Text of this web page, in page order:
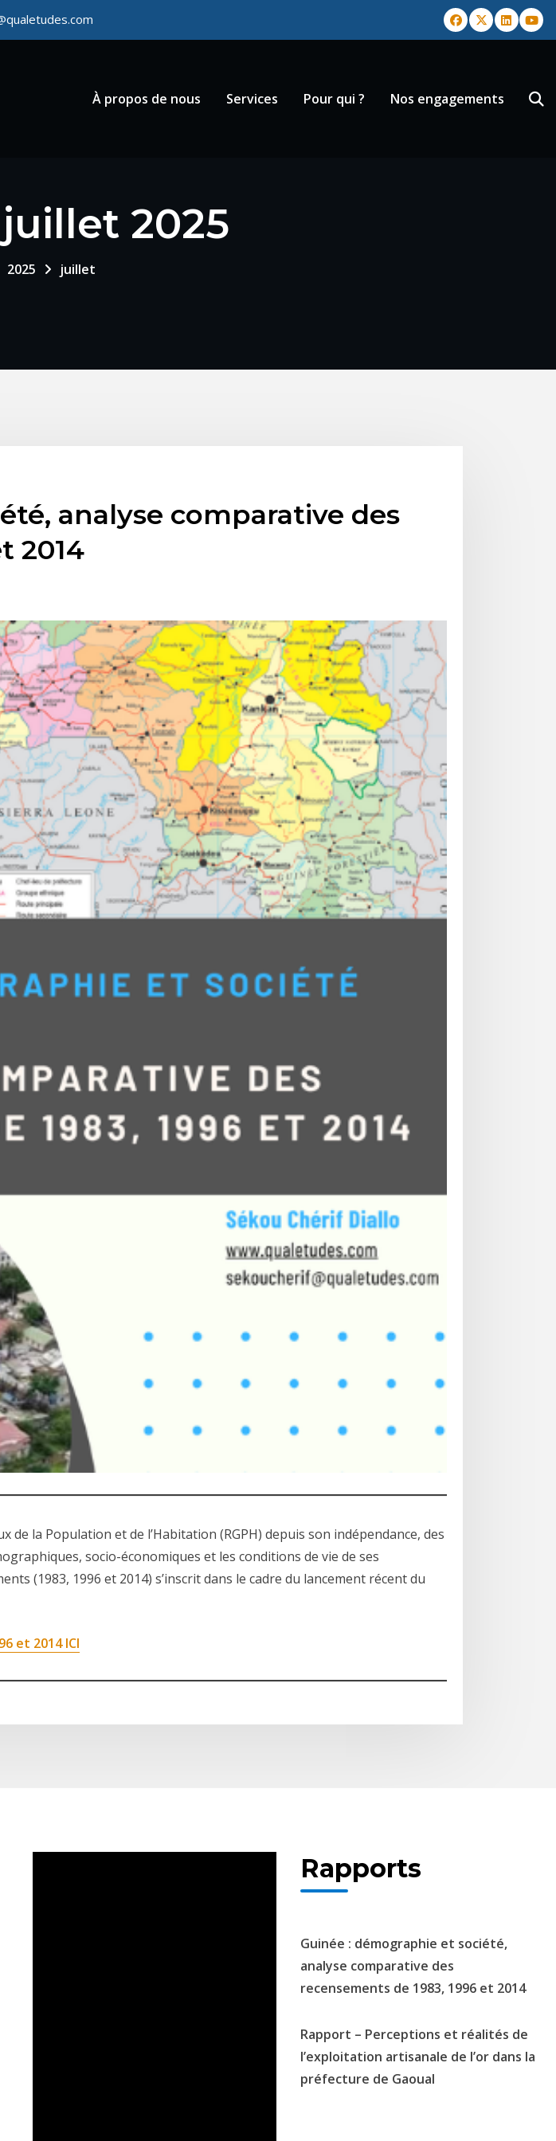
À propos de nous Services Pour qui ? Nos engagements
2025
2025 juillet
analyse comparative des
2014
la Population et de l’Habitation (RGPH) depuis son indépendance, des
socio-économiques et les conditions de vie de ses
(1983, 1996 et 2014) s’inscrit dans le cadre du lancement récent du
et 2014 ICI
Rapports
Guinée : démographie et société,
analyse comparative des
recensements de 1983, 1996 et 2014
Rapport – Perceptions et réalités de
l’exploitation artisanale de l’or dans la
préfecture de Gaoual